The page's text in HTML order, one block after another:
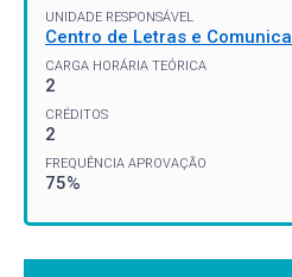
UNIDADE RESPONSÁVEL
Centro de Letras e
CARGA HORÁRIA TEÓRICA
2
CRÉDITOS
2
FREQUÊNCIA APROVAÇÃO
75%